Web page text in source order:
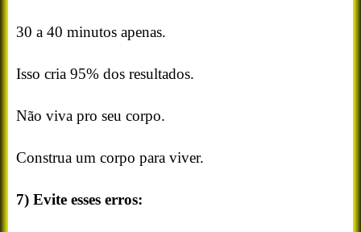
30 a 40 minutos apenas.
Isso cria 95% dos resultados.
Não viva pro seu corpo.
Construa um corpo para viver.
7) Evite esses erros: